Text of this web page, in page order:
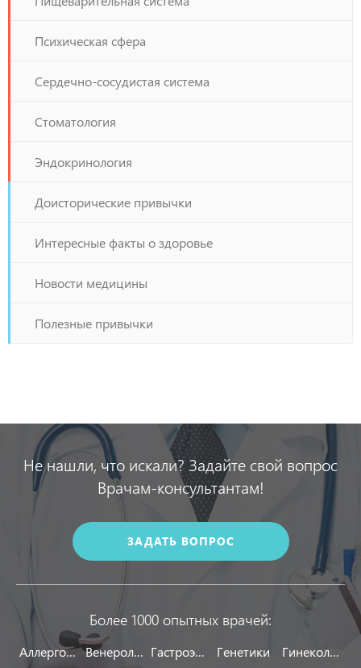
Психическая сфера
Сердечно-сосудистая система
Стоматология
Эндокринология
Доисторические привычки
Интересные факты о здоровье
Новости медицины
Полезные привычки
Не нашли, что искали? Задайте свой вопрос
Врачам-консультантам!
ЗАДАТЬ ВОПРОС
Более 1000 опытных врачей:
Аллергологи Венерологи Гастроэнтерологи Генетики
Гинекологи